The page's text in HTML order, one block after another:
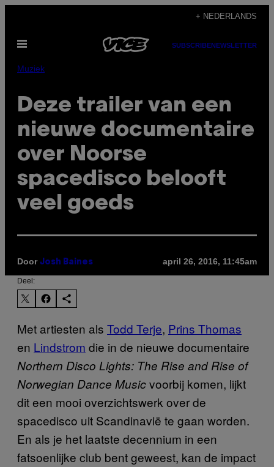
de
inhoud
+ NEDERLANDS
Open
SUBSCRIBENEWSLETTER
Muziek
Deze trailer van een
nieuwe documentaire
over Noorse
spacedisco belooft
veel goeds
Door Josh Baines april 26, 2016, 11:45am
Deel:
Met artiesten als Todd Terje, Prins Thomas
en Lindstrom die in de nieuwe documentaire
Northern Disco Lights: The Rise and Rise of
Norwegian Dance Musicvoorbij komen, lijkt
dit een mooi overzichtswerk over de
spacedisco uit Scandinavië te gaan worden.
En als je het laatste decennium in een
fatsoenlijke club bent geweest, kan de impact